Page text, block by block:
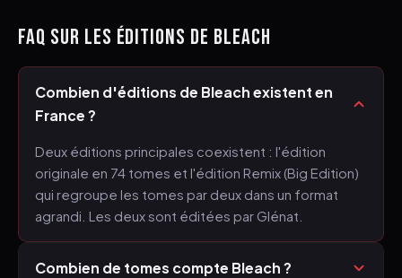
FAQ SUR LES ÉDITIONS DE BLEACH
Combien d'éditions de Bleach existent en
France ?
Deux éditions principales coexistent : l'édition
originale en 74 tomes et l'édition Remix (Big Edition)
qui regroupe les tomes par deux dans un format
agrandi. Les deux sont éditées par Glénat.
Combien de tomes compte Bleach ?